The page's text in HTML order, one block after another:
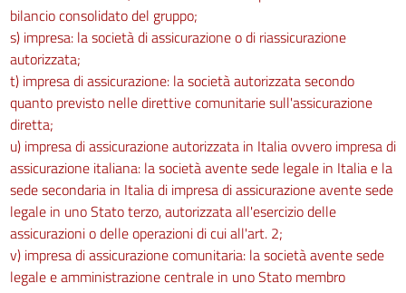
bilancio consolidato del gruppo;
s) impresa: la società di assicurazione o di riassicurazione
autorizzata;
t) impresa di assicurazione: la società autorizzata secondo
quanto previsto nelle direttive comunitarie sull'assicurazione
diretta;
u) impresa di assicurazione autorizzata in Italia ovvero impresa di
assicurazione italiana: la società avente sede legale in Italia e la
sede secondaria in Italia di impresa di assicurazione avente sede
legale in uno Stato terzo, autorizzata all'esercizio delle
assicurazioni o delle operazioni di cui all'art. 2;
v) impresa di assicurazione comunitaria: la società avente sede
legale e amministrazione centrale in uno Stato membro